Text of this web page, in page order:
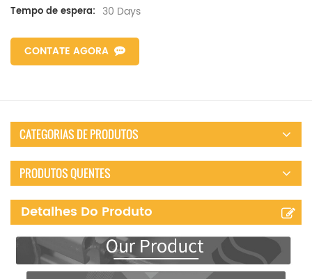
Tempo de espera: 30 Days
CONTATE AGORA
CATEGORIAS DE PRODUTOS
PRODUTOS QUENTES
Detalhes Do Produto